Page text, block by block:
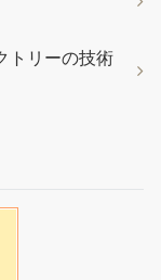
トリーの技術